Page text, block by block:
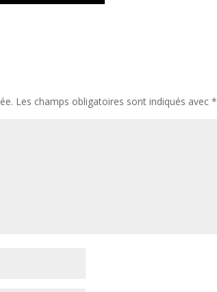
Les champs obligatoires sont indiqués avec*